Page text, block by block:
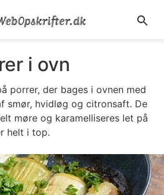
i ovn
porrer, der bages i ovnen med
smør, hvidløg og citronsaft. De
møre og karamelliseres let på
helt i top.